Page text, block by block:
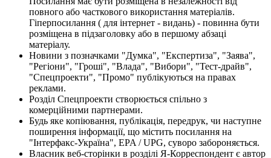
повного або часткового використання матеріалів.
Гіперпосилання ( для інтернет - видань) - повинна бути
розміщена в підзаголовку або в першому абзаці
матеріалу.
Новини з позначками "Думка", "Експертиза", "Заява",
"Регіони", "Гроші", "Влада", "Вибори", "Тест-драйв",
"Спецпроекти", "Промо" публікуються на правах
реклами.
Розділ Спецпроекти створюється спільно з
комерційними партнерами.
Будь яке копіювання, публікація, передрук, чи наступне
поширення інформації, що містить посилання на
"Інтерфакс-Україна", EPA / UPG, суворо забороняється.
Власник веб-сторінки в розділі Я-Корреспондент є автор